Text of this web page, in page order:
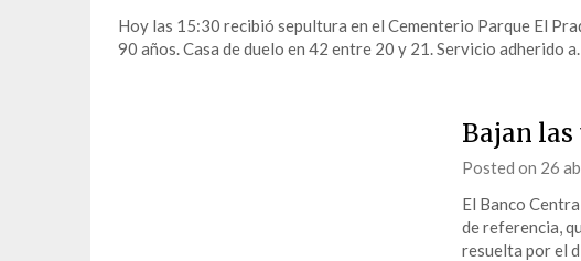
Hoy las 15:30 recibió sepultura en el Cementerio Parque El
90 años. Casa de duelo en 42 entre 20 y 21. Servicio adherido
Bajan las
Posted on 26
El Banco
de referencia,
resuelta por el